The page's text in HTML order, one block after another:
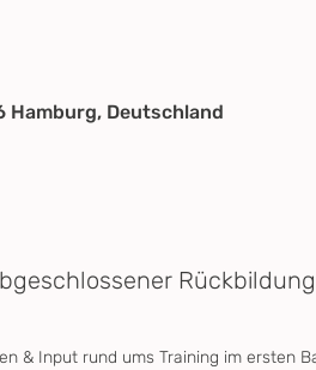
Hamburg, Deutschland
& Input rund ums Training im ersten